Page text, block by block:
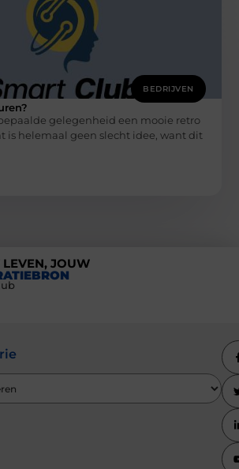
BEDRIJVEN
gelegenheid een mooie retro
is helemaal geen slecht idee, want dit
JOUW